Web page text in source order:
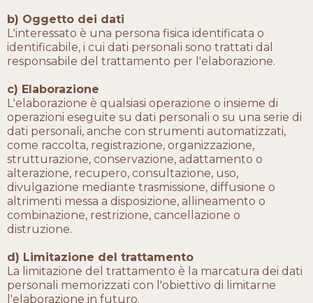
b) Oggetto dei dati
L'interessato è una persona fisica identificata o
identificabile, i cui dati personali sono trattati dal
responsabile del trattamento per l'elaborazione.
c) Elaborazione
L'elaborazione è qualsiasi operazione o insieme di
operazioni eseguite su dati personali o su una serie di
dati personali, anche con strumenti automatizzati,
come raccolta, registrazione, organizzazione,
strutturazione, conservazione, adattamento o
alterazione, recupero, consultazione, uso,
divulgazione mediante trasmissione, diffusione o
altrimenti messa a disposizione, allineamento o
combinazione, restrizione, cancellazione o
distruzione.
d) Limitazione del trattamento
La limitazione del trattamento è la marcatura dei dati
personali memorizzati con l'obiettivo di limitarne
l'elaborazione in futuro.